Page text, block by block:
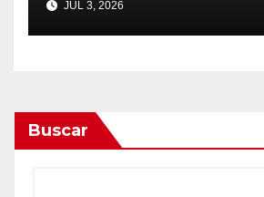
JUL 3, 2026
Buscar